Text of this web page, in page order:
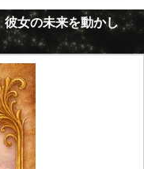
彼女の未来を動かし